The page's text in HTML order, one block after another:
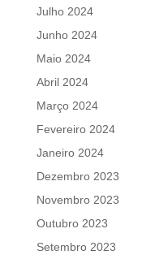
Julho 2024
Junho 2024
Maio 2024
Abril 2024
Março 2024
Fevereiro 2024
Janeiro 2024
Dezembro 2023
Novembro 2023
Outubro 2023
Setembro 2023